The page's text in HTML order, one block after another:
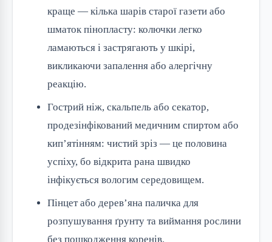
краще — кілька шарів старої газети або
шматок пінопласту: колючки легко
ламаються і застрягають у шкірі,
викликаючи запалення або алергічну
реакцію.
Гострий ніж, скальпель або секатор,
продезінфікований медичним спиртом або
кип’ятінням: чистий зріз — це половина
успіху, бо відкрита рана швидко
інфікується вологим середовищем.
Пінцет або дерев’яна паличка для
розпушування ґрунту та виймання рослини
без пошкодження коренів.